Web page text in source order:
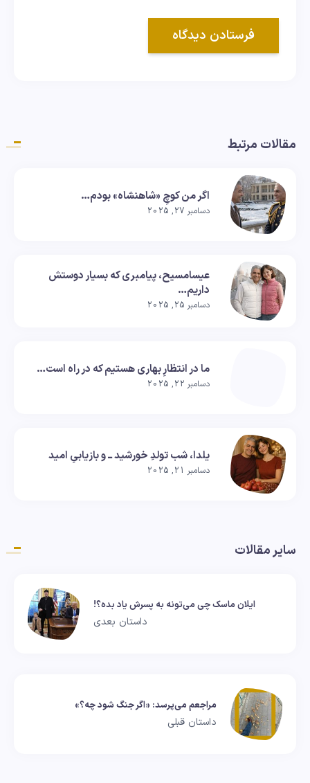
مقالات مرتبط
اگر من کوچِ «شاهنشاه» بودم…
دسامبر 27, 2025
عیسامسیح، پیامبری که بسیار دوستش
داریم…
دسامبر 25, 2025
ما در انتظارِ بهاری هستیم که در راه است…
دسامبر 22, 2025
یلدا، شب تولدِ خورشید ــ و بازیابیِ امید
دسامبر 21, 2025
سایر مقالات
ایلان ماسک چی می‌تونه به پسرش یاد بده؟!
داستان بعدی
مراجعم می‌پرسد: «اگر جنگ شود چه؟»
داستان قبلی